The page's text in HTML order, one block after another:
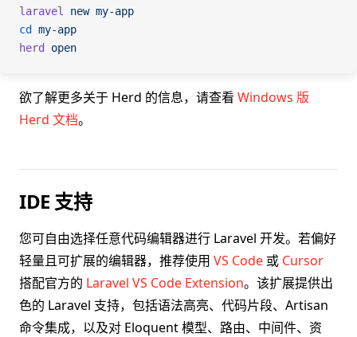
laravel
new my-app
cd
my-app
herd
open
欲了解更多关于 Herd 的信息，请查看 Windows 版
Herd 文档。
IDE 支持
您可自由选择任意代码编辑器进行 Laravel 开发。若偏好
轻量且可扩展的编辑器，推荐使用 VS Code 或 Cursor
搭配官方的 Laravel VS Code Extension。该扩展提供出
色的 Laravel 支持，包括语法高亮、代码片段、Artisan
命令集成，以及对 Eloquent 模型、路由、中间件、资